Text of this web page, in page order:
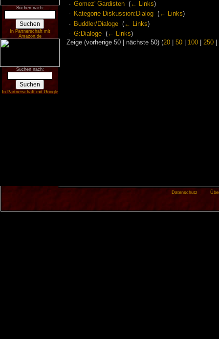
Suchen nach:
In Partnerschaft mit
Amazon.de
Suchen nach:
In Partnerschaft mit Google
Gomez' Gardisten‎ (← Links)
Kategorie Diskussion:Dialog‎ (← Links)
Buddler/Dialoge‎ (← Links)
G:Dialoge‎ (← Links)
Zeige (vorherige 50 | nächste 50) (20| 50| 100| 250|
Datenschutz